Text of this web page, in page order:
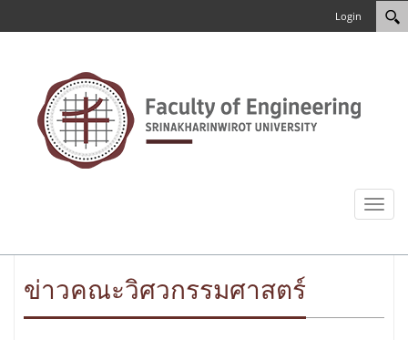
Login
Toggle
ข่าวคณะวิศวกรรมศาสตร์